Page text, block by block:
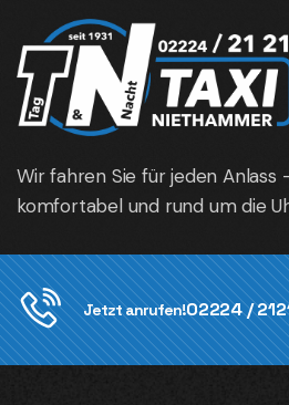
Wir fahren Sie für jeden Anlass
komfortabel und rund um die
Jetzt anrufen!02224 /